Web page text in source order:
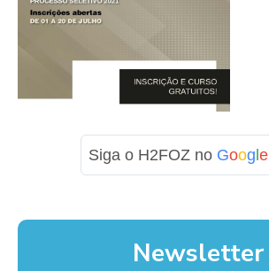
Siga o H2FOZ no Google
Newsletter